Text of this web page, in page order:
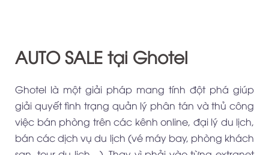
AUTO SALE tại Ghotel
Ghotel là một giải pháp mang tính đột phá giúp
giải quyết tình trạng quản lý phân tán và thủ công
việc bán phòng trên các kênh online, đại lý du lịch,
bán các dịch vụ du lịch (vé máy bay, phòng khách